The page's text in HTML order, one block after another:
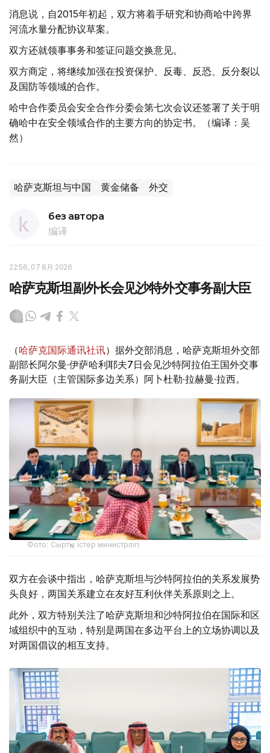
消息说，自2015年初起，双方将着手研究和协商哈中跨界
河流水量分配协议草案。
双方还就领事事务和签证问题交换意见。
双方商定，将继续加强在投资保护、反毒、反恐、反分裂以
及国防等领域的合作。
哈中合作委员会安全合作分委会第七次会议还签署了关于明
确哈中在安全领域合作的主要方向的协定书。（编译：吴
然）
哈萨克斯坦与中国 黄金储备 外交
без автора
编译
22:56, 07 8月 2026
哈萨克斯坦副外长会见沙特外交事务副大臣
（哈萨克国际通讯社讯）据外交部消息，哈萨克斯坦外交部
副部长阿尔曼·伊萨哈利耶夫7日会见沙特阿拉伯王国外交事
务副大臣（主管国际多边关系）阿卜杜勒·拉赫曼·拉西。
Фото: Сыртқы істер министрлігі
双方在会谈中指出，哈萨克斯坦与沙特阿拉伯的关系发展势
头良好，两国关系建立在友好互利伙伴关系原则之上。
此外，双方特别关注了哈萨克斯坦和沙特阿拉伯在国际和区
域组织中的互动，特别是两国在多边平台上的立场协调以及
对两国倡议的相互支持。